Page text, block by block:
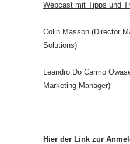
Webcast mit Tipps und
Colin Masson (Director
Solutions)
Leandro Do Carmo
Marketing Manager)
Hier der Link zur